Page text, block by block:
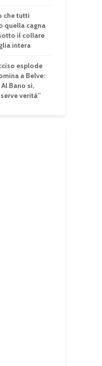
che tutti
quella cagna
il collare
intera
esplode
a Belve:
Bano sì,
verità”